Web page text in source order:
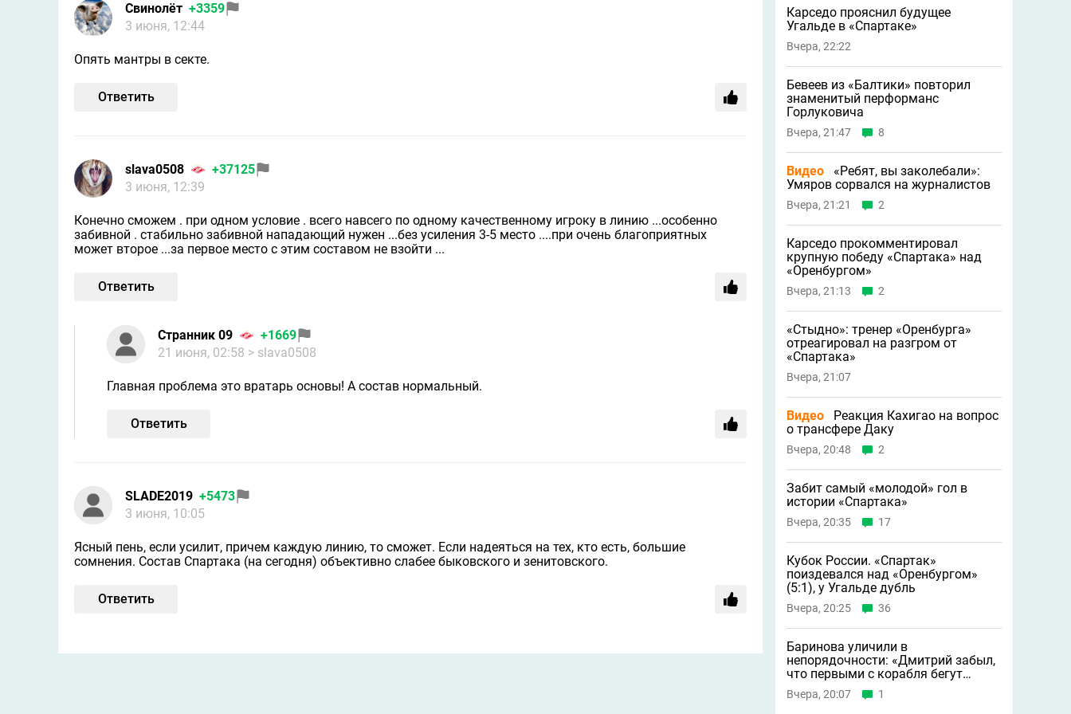
Свинолёт +3359
3 июня, 12:44
Опять мантры в секте.
Ответить
slavа0508
+37125
3 июня, 12:39
Конечно сможем . при одном условие . всего навсего по одному качественному игроку в линию ...особенно
забивной . стабильно забивной нападающий нужен ...без усиления 3-5 место ....при очень благоприятных
может второе ...за первое место с этим составом не взойти ...
Ответить
Странник 09
+1669
21 июня, 02:58 > slavа0508
Главная проблема это вратарь основы! А состав нормальный.
Ответить
SLADE2019 +5473
3 июня, 10:05
Ясный пень, если усилит, причем каждую линию, то сможет. Если надеяться на тех, кто есть, большие
сомнения. Состав Спартака (на сегодня) объективно слабее быковского и зенитовского.
Ответить
Карседо прояснил будущее
Угальде в «Спартаке»
Вчера, 22:22
Бевеев из «Балтики» повторил
знаменитый перформанс
Горлуковича
Вчера, 21:47 8
Видео
«Ребят, вы заколебали»:
Умяров сорвался на журналистов
Вчера, 21:21 2
Карседо прокомментировал
крупную победу «Спартака» над
«Оренбургом»
Вчера, 21:13 2
«Стыдно»: тренер «Оренбурга»
отреагировал на разгром от
«Спартака»
Вчера, 21:07
Видео
Реакция Кахигао на вопрос
о трансфере Даку
Вчера, 20:48 2
Забит самый «молодой» гол в
истории «Спартака»
Вчера, 20:35 17
Кубок России. «Спартак»
поиздевался над «Оренбургом»
(5:1), у Угальде дубль
Вчера, 20:25 36
Баринова уличили в
непорядочности: «Дмитрий забыл,
что первыми с корабля бегут
крысы»
Вчера, 20:07 1